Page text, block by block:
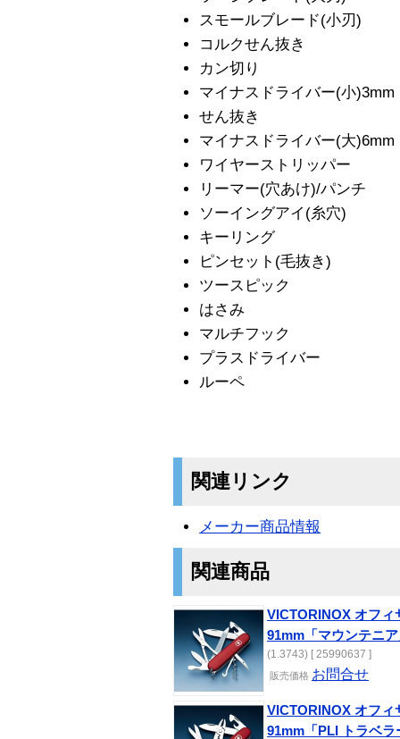
スモールブレード(小刃)
コルクせん抜き
カン切り
マイナスドライバー(小)3mm
せん抜き
マイナスドライバー(大)6mm
ワイヤーストリッパー
リーマー(穴あけ)/パンチ
ソーイングアイ(糸穴)
キーリング
ピンセット(毛抜き)
ツースピック
はさみ
マルチフック
プラスドライバー
ルーペ
関連リンク
メーカー商品情報
関連商品
VICTORINOX オフィ
91mm「マウンテニ
(1.3743) [ 25990637 ]
販売価格 お問合せ
VICTORINOX オフィ
91mm「PLI トラベラ